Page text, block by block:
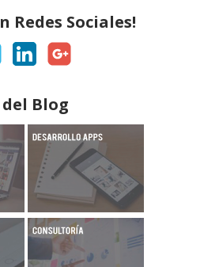
Redes Sociales!
Blog